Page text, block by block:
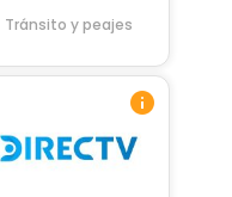
Tránsito y peajes